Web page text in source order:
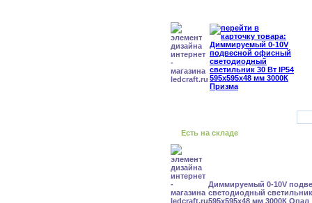
Есть на складе
Диммируемый 0-10V
светодиодный
595x595x48 мм 3000К Опал